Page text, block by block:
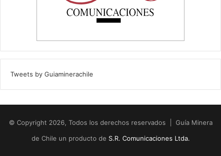
Tweets by Guiaminerachile
© Copyright 2026, Todos los derechos reservados | Guía Minera
de Chile un producto de S.R. Comunicaciones Ltda.